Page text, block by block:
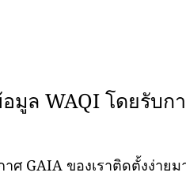
มูล WAQI โดยรับ
ศ GAIA ของเราติดตั้งง่าย